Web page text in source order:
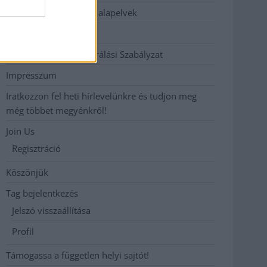
Etikai és függetlenségi alapelvek
Hozzászólási és Moderálási Szabályzat
Impresszum
Iratkozzon fel heti hírlevelünkre és tudjon meg
még többet megyénkről!
Join Us
Regisztráció
Köszönjük
Tag bejelentkezés
Jelszó visszaállítása
Profil
Támogassa a független helyi sajtót!